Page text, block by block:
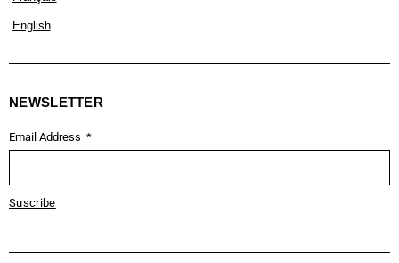
English
NEWSLETTER
Email Address
Suscribe